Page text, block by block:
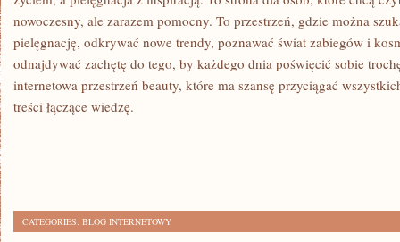
nowoczesny, ale zarazem pomocny. To przestrzeń, gdzie można
pielęgnację, odkrywać nowe trendy, poznawać świat zabiegów i
odnajdywać zachętę do tego, by każdego dnia poświęcić sobie
internetowa przestrzeń beauty, które ma szansę przyciągać
treści łączące wiedzę.
CATEGORIES: BLOG INTERNETOWY